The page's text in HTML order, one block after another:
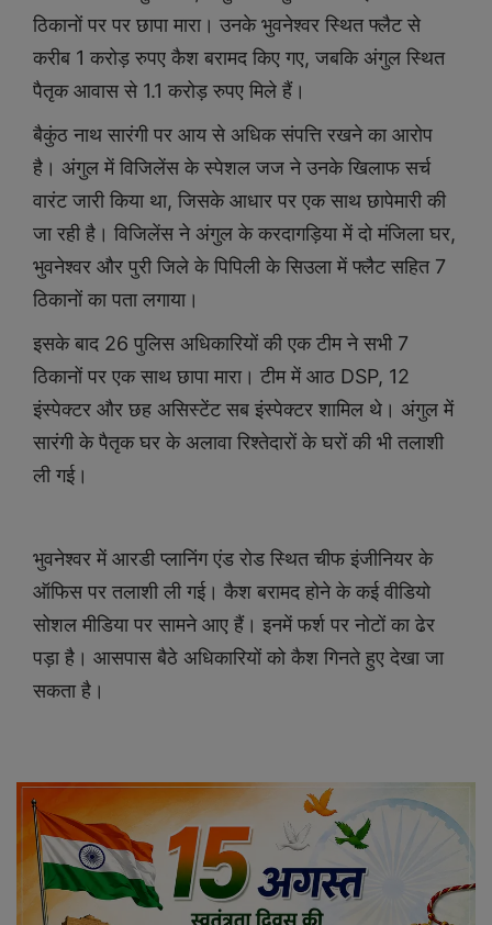
ठिकानों पर पर छापा मारा। उनके भुवनेश्वर स्थित फ्लैट से
करीब 1 करोड़ रुपए कैश बरामद किए गए, जबकि अंगुल स्थित
पैतृक आवास से 1.1 करोड़ रुपए मिले हैं।
बैकुंठ नाथ सारंगी पर आय से अधिक संपत्ति रखने का आरोप
है। अंगुल में विजिलेंस के स्पेशल जज ने उनके खिलाफ सर्च
वारंट जारी किया था, जिसके आधार पर एक साथ छापेमारी की
जा रही है। विजिलेंस ने अंगुल के करदागड़िया में दो मंजिला घर,
भुवनेश्वर और पुरी जिले के पिपिली के सिउला में फ्लैट सहित 7
ठिकानों का पता लगाया।
इसके बाद 26 पुलिस अधिकारियों की एक टीम ने सभी 7
ठिकानों पर एक साथ छापा मारा। टीम में आठ DSP, 12
इंस्पेक्टर और छह असिस्टेंट सब इंस्पेक्टर शामिल थे। अंगुल में
सारंगी के पैतृक घर के अलावा रिश्तेदारों के घरों की भी तलाशी
ली गई।
भुवनेश्वर में आरडी प्लानिंग एंड रोड स्थित चीफ इंजीनियर के
ऑफिस पर तलाशी ली गई। कैश बरामद होने के कई वीडियो
सोशल मीडिया पर सामने आए हैं। इनमें फर्श पर नोटों का ढेर
पड़ा है। आसपास बैठे अधिकारियों को कैश गिनते हुए देखा जा
सकता है।